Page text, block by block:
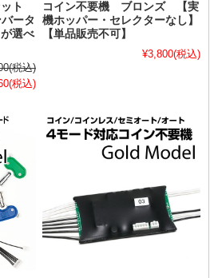
ット
ータ
選べ
(税込)
(税込)
コイン不要機 ブロンズ 【実
機ホッパー・セレクターなし】
【単品販売不可】
¥3,800(税込)